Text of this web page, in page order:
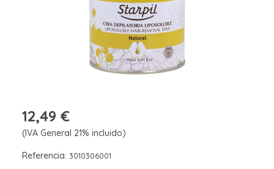
12,49 €
(IVA General 21% incluido)
Referencia: 3010306001